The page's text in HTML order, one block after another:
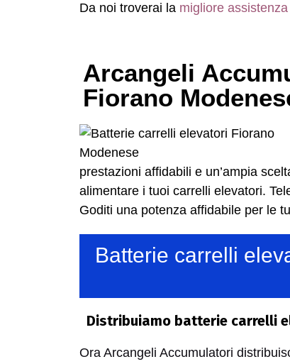
Da noi troverai la migliore
Arcangeli
Fiorano
prestazioni affidabili e un’ampia
alimentare i tuoi carrelli elevatori.
Goditi una potenza affidabile per le
Batterie carrelli
Distribuiamo batterie carrelli
Ora Arcangeli Accumulatori